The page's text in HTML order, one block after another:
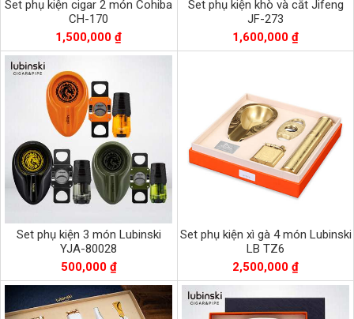
Set phụ kiện cigar 2 món Cohiba
CH-170
1,500,000 ₫
Set phụ kiện khò và cắt Jifeng
JF-273
1,600,000 ₫
Set phụ kiện 3 món Lubinski
YJA-80028
500,000 ₫
Set phụ kiện xì gà 4 món Lubinski
LB TZ6
2,500,000 ₫